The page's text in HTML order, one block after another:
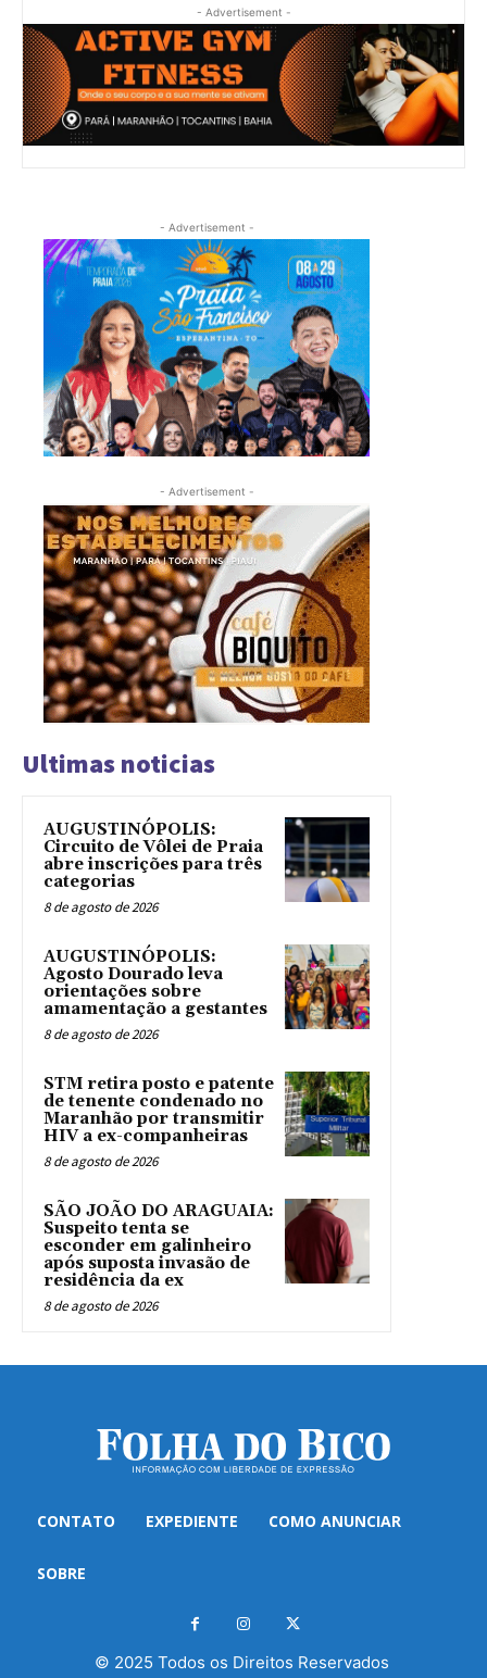
- Advertisement -
- Advertisement -
- Advertisement -
Ultimas noticias
AUGUSTINÓPOLIS:
Circuito de Vôlei de Praia
abre inscrições para três
categorias
8 de agosto de 2026
AUGUSTINÓPOLIS:
Agosto Dourado leva
orientações sobre
amamentação a gestantes
8 de agosto de 2026
STM retira posto e patente
de tenente condenado no
Maranhão por transmitir
HIV a ex-companheiras
8 de agosto de 2026
SÃO JOÃO DO ARAGUAIA:
Suspeito tenta se
esconder em galinheiro
após suposta invasão de
residência da ex
8 de agosto de 2026
CONTATO EXPEDIENTE COMO ANUNCIAR
SOBRE
© 2025 Todos os Direitos Reservados